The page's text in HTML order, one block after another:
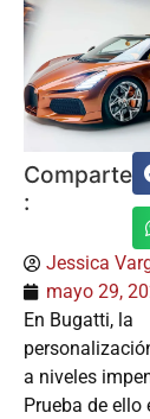
Comparte
:
Jessica
mayo 29,
En Bugatti, la
a niveles
Prueba de ello